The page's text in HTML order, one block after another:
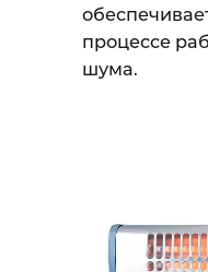
процессе
шума.